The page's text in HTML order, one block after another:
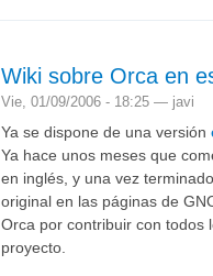
Wiki sobre Orca en
Vie, 01/09/2006 - 18:25 — javi
Ya se dispone de una versión
Ya hace unos meses que
en inglés, y una vez
original en las páginas de
Orca por contribuir con todos
proyecto.